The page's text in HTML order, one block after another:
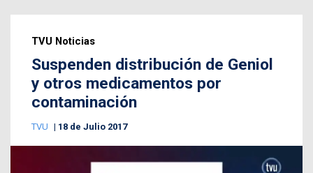
TVU Noticias
Suspenden distribución de Geniol
y otros medicamentos por
contaminación
TVU 18 de Julio 2017